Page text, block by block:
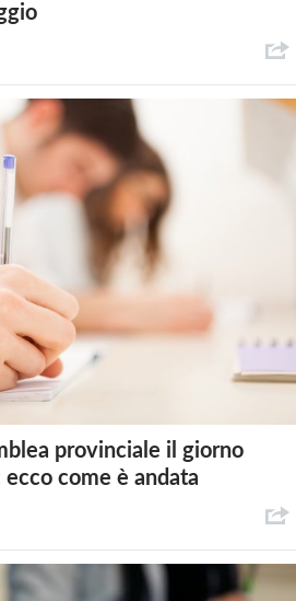
provinciale il giorno
come è andata